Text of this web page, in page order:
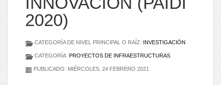
2020)
CATEGORÍA DE NIVEL PRINCIPAL O RAÍZ: INVESTIGACIÓN
CATEGORÍA: PROYECTOS DE INFRAESTRUCTURAS
PUBLICADO: MIÉRCOLES, 24 FEBRERO 2021